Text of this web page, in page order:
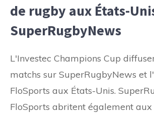
de rugby aux États-
SuperRugbyNews
L'Investec Champions Cup
matchs sur SuperRugbyNews et
FloSports aux États-Unis.
FloSports abritent également aux